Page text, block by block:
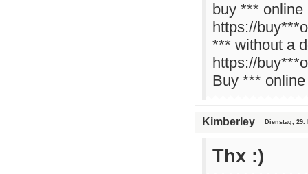
buy ***
https://
*** without a
https://
Buy ***
Kimberley Dienstag, 29.
Thx :)